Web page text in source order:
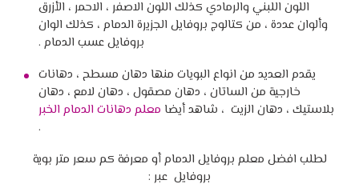
اللون اللبني والرمادي كذلك اللون الاصفر ، الاحمر ، الأزرق
وألوان عددة ، من كتالوج بروفايل الجزيرة الدمام ، كذلك الوان
بروفايل عسب الدمام .
يقدم العديد من انواع البويات منها دهان مسطح ، دهانات
خارجية من الساتان ، دهان مصقول ، دهان لامع ، دهان
بلاستيك ، دهان الزيت ، شاهد أيضا معلم دهانات الدمام الخبر
.
لطلب افضل معلم بروفايل الدمام أو معرفة كم سعر متر بوية
بروفايل عبر :